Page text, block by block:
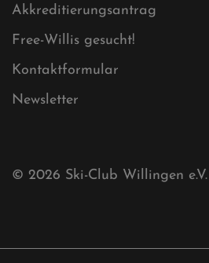
Akkreditierungsantrag
Free-Willis gesucht!
Kontaktformular
Newsletter
© 2026 Ski-Club Willingen e.V.